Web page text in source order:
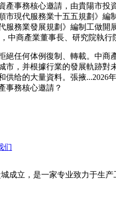
產事務核心邀請，由貴陽市
市現代服務業十五五規劃》編
服務業發展規劃》編制工做
中商產業董事長、研究院執行
何体例復制、轉載。中商
市，并根據行業的發展軌跡
给的大量資料。張掖...2026
事務核心邀請？
们
成立，是一家专业致力于生